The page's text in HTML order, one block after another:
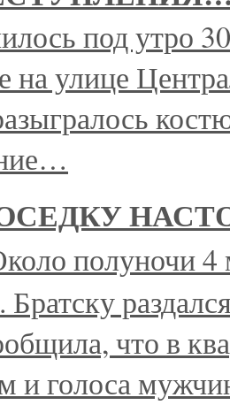
под утро
на улице
полуночи
Братску
что в
и голоса